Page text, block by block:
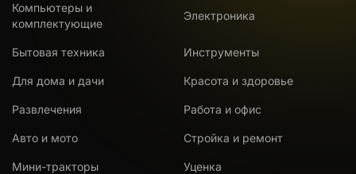
Компьютеры и
комплектующие
Электроника
Бытовая техника Инструменты
Для дома и дачи Красота и здоровье
Развлечения Работа и офис
Авто и мото Стройка и ремонт
Мини-тракторы Уценка